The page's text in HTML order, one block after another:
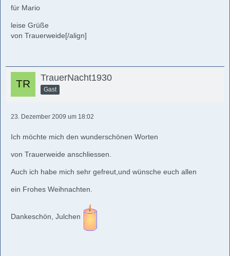
für Mario
leise Grüße
von Trauerweide[/align]
TrauerNacht1930
Gast
23. Dezember 2009 um 18:02
Ich möchte mich den wunderschönen Worten
von Trauerweide anschliessen.
Auch ich habe mich sehr gefreut,und wünsche euch allen
ein Frohes Weihnachten.
Dankeschön, Julchen